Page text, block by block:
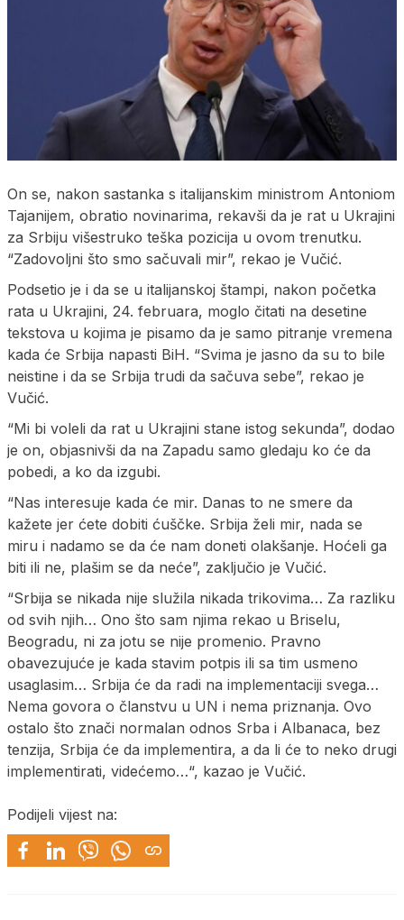
On se, nakon sastanka s italijanskim ministrom Antoniom
Tajanijem, obratio novinarima, rekavši da je rat u Ukrajini
za Srbiju višestruko teška pozicija u ovom trenutku.
“Zadovoljni što smo sačuvali mir”, rekao je Vučić.
Podsetio je i da se u italijanskoj štampi, nakon početka
rata u Ukrajini, 24. februara, moglo čitati na desetine
tekstova u kojima je pisamo da je samo pitranje vremena
kada će Srbija napasti BiH. “Svima je jasno da su to bile
neistine i da se Srbija trudi da sačuva sebe”, rekao je
Vučić.
“Mi bi voleli da rat u Ukrajini stane istog sekunda”, dodao
je on, objasnivši da na Zapadu samo gledaju ko će da
pobedi, a ko da izgubi.
“Nas interesuje kada će mir. Danas to ne smere da
kažete jer ćete dobiti ćuščke. Srbija želi mir, nada se
miru i nadamo se da će nam doneti olakšanje. Hoćeli ga
biti ili ne, plašim se da neće”, zaključio je Vučić.
“Srbija se nikada nije služila nikada trikovima… Za razliku
od svih njih… Ono što sam njima rekao u Briselu,
Beogradu, ni za jotu se nije promenio. Pravno
obavezujuće je kada stavim potpis ili sa tim usmeno
usaglasim… Srbija će da radi na implementaciji svega…
Nema govora o članstvu u UN i nema priznanja. Ovo
ostalo što znači normalan odnos Srba i Albanaca, bez
tenzija, Srbija će da implementira, a da li će to neko drugi
implementirati, videćemo…“, kazao je Vučić.
Podijeli vijest na: